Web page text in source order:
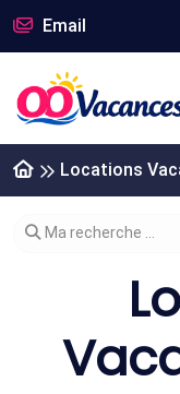
Email
Locations
Modifier votre
Ma recherche ...